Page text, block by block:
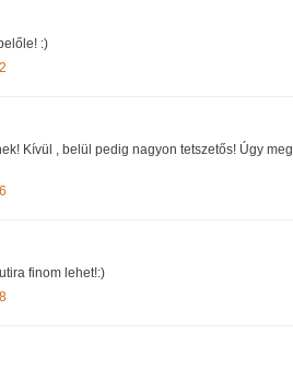
:)
Kívül , belül pedig nagyon tetszetős! Úgy meg
finom lehet!:)